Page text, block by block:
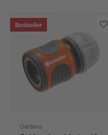
Bestseller
Gardena